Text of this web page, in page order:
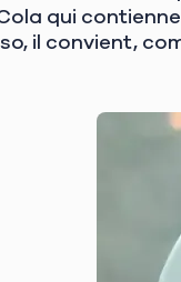
qui
il convient,